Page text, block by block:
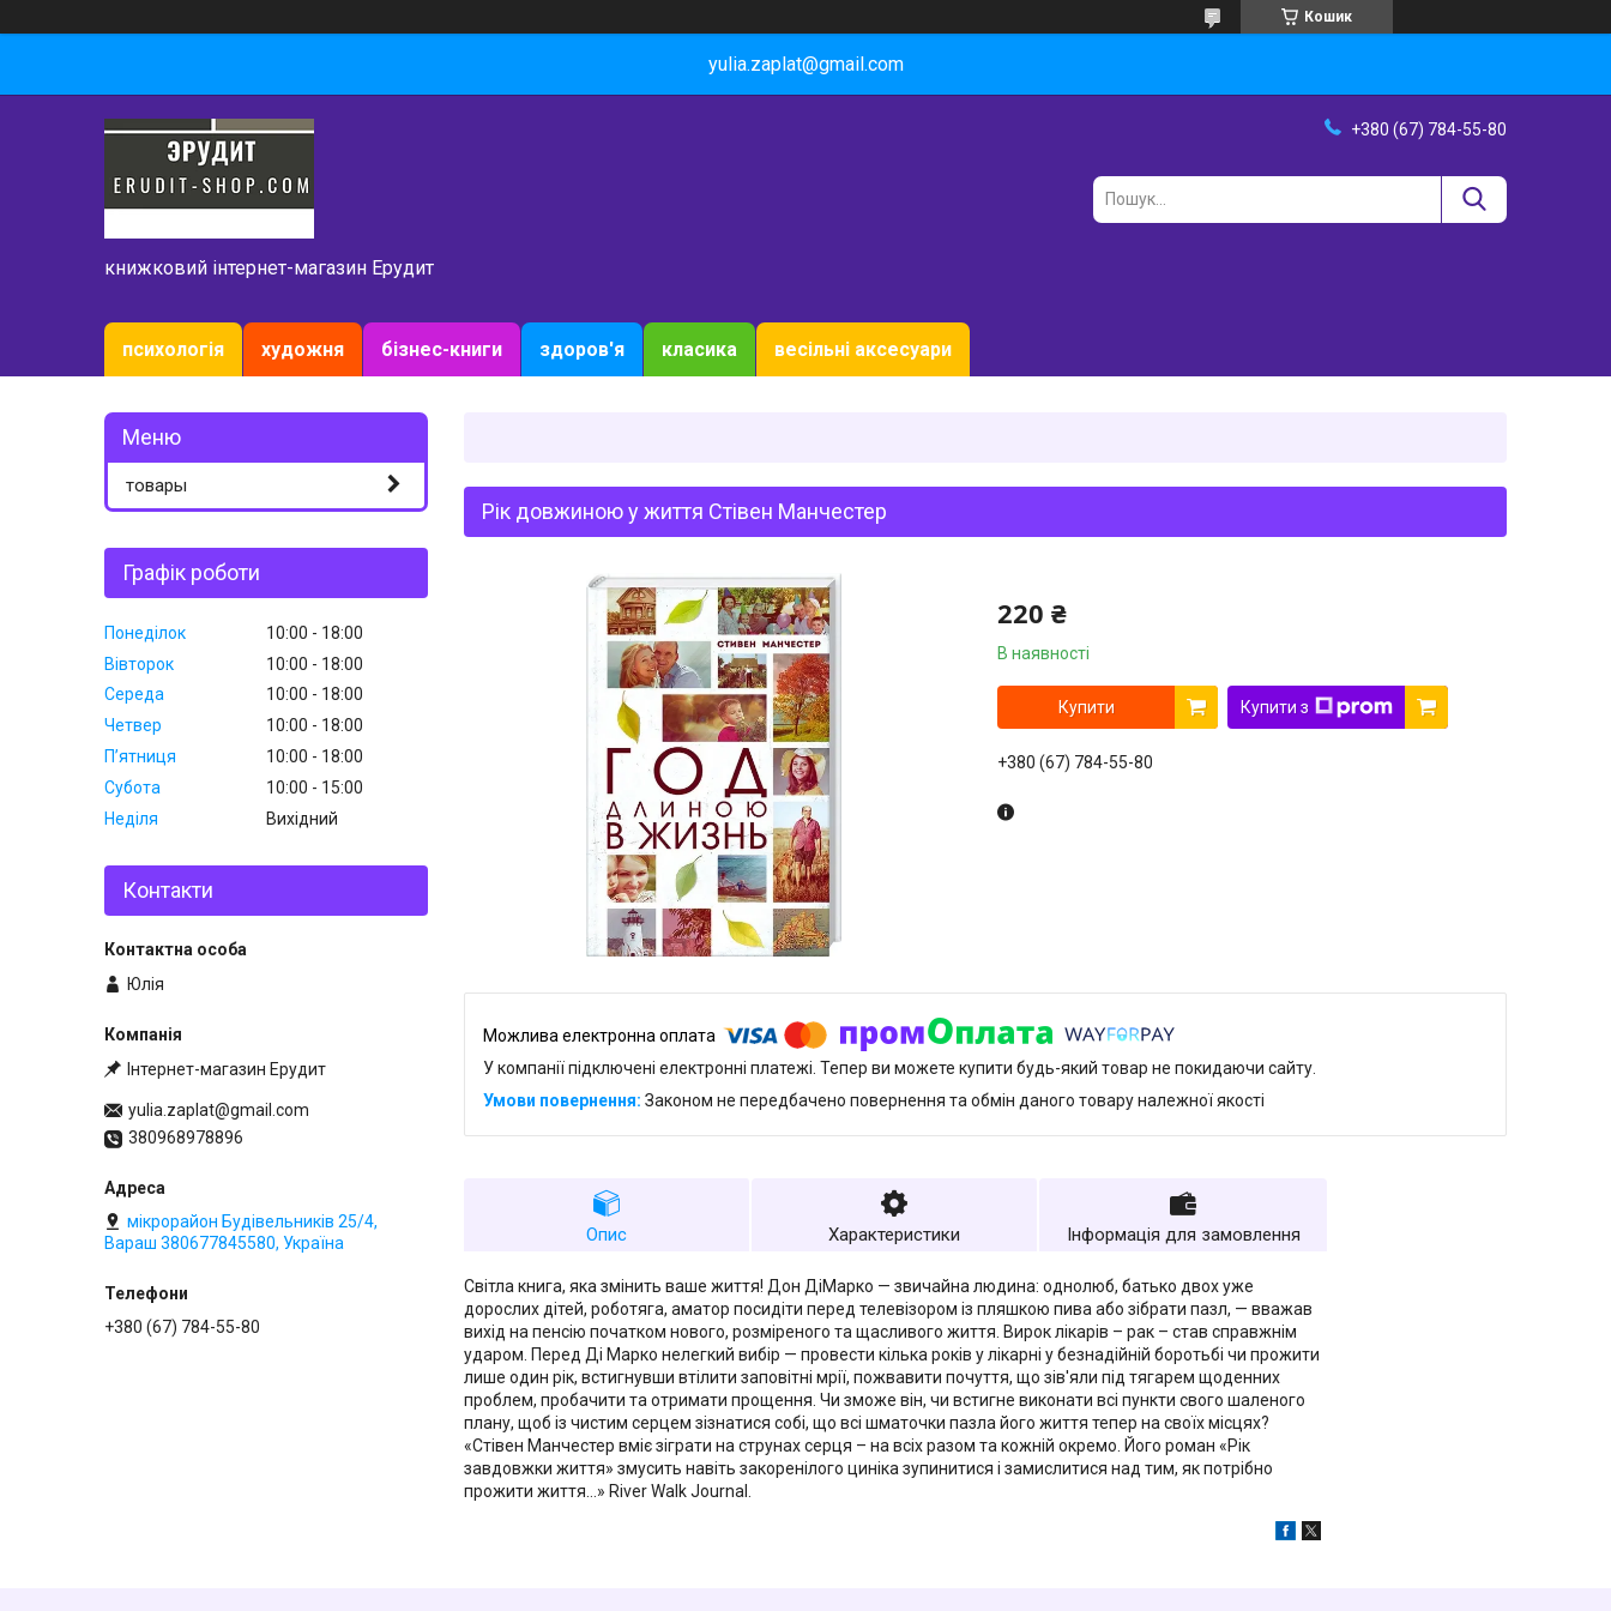
Кошик
yulia.zaplat@gmail.com
книжковий інтернет-магазин Ерудит
+380 (67) 784-55-80
психологія художня бізнес-книги здоров'я класика весільні аксесуари
Рік довжиною у життя Стівен Манчестер
220 ₴
В наявності
Купити Купити з
+380 (67) 784-55-80
У компанії підключені електронні платежі. Тепер ви можете купити будь-який товар не покидаючи сайту.
Законом не передбачено повернення та обмін даного товару належної якості
Опис Характеристики Інформація для замовлення
Світла книга, яка змінить ваше життя! Дон ДіМарко — звичайна людина: однолюб, батько двох уже
дорослих дітей, роботяга, аматор посидіти перед телевізором із пляшкою пива або зібрати пазл, — вважав
вихід на пенсію початком нового, розміреного та щасливого життя. Вирок лікарів – рак – став справжнім
ударом. Перед Ді Марко нелегкий вибір — провести кілька років у лікарні у безнадійній боротьбі чи прожити
лише один рік, встигнувши втілити заповітні мрії, пожвавити почуття, що зів'яли під тягарем щоденних
проблем, пробачити та отримати прощення. Чи зможе він, чи встигне виконати всі пункти свого шаленого
плану, щоб із чистим серцем зізнатися собі, що всі шматочки пазла його життя тепер на своїх місцях?
«Стівен Манчестер вміє зіграти на струнах серця – на всіх разом та кожній окремо. Його роман «Рік
завдовжки життя» змусить навіть закоренілого циніка зупинитися і замислитися над тим, як потрібно
прожити життя…» River Walk Journal.
товары
Графік роботи
Понеділок 10:00
18:00
Вівторок
10:00
18:00
Середа
10:00
18:00
Четвер
10:00
18:00
Пʼятниця
10:00
18:00
Субота
10:00
15:00
Неділя
Вихідний
Контакти
Юлія
Інтернет-магазин Ерудит
yulia.zaplat@gmail.com
380968978896
мікрорайон Будівельників 25/4,
Вараш 380677845580, Україна
+380 (67) 784-55-80